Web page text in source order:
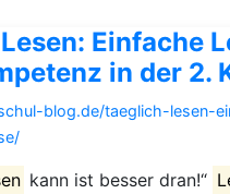
Einfache
in der 2.
blog.de/taeglich-lesen-
kann ist besser dran!“